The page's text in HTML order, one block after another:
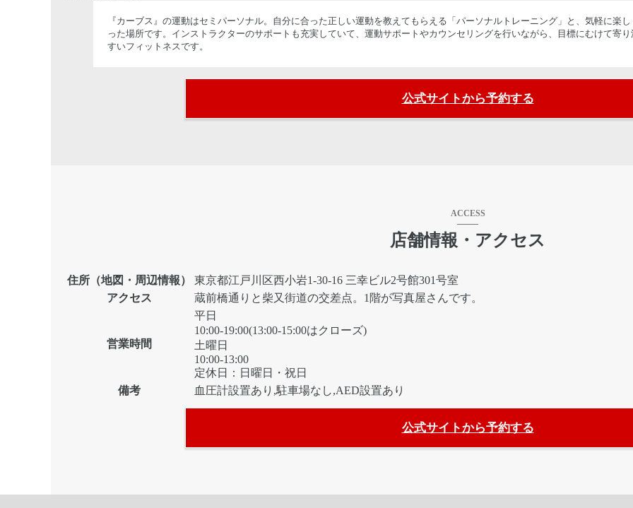
『カーブス』の運動はセミパーソナル。自分に合った正しい運動を教えてもらえる「パーソナルトレーニング」と、気軽に楽
った場所です。インストラクターのサポートも充実していて、運動サポートやカウンセリングを行いながら、目標にむけて寄
すいフィットネスです。
公式サイトから予約する
店舗情報・アクセス
ACCESS
住所（地図・周辺情報）
東京都江戸川区西小岩1-30-16 三幸ビル2号館301号室
アクセス
蔵前橋通りと柴又街道の交差点。1階が写真屋さんです。
営業時間
平日
10:00-19:00(13:00-15:00はクローズ)
土曜日
10:00-13:00
定休日：日曜日・祝日
備考
血圧計設置あり,駐車場なし,AED設置あり
公式サイトから予約する